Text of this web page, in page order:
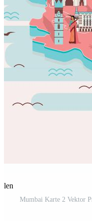
Mumbai Karte 2 Vektor